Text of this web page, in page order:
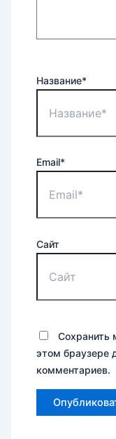
Название*
Email*
Сайт
Сохранить
этом браузере
комментариев.